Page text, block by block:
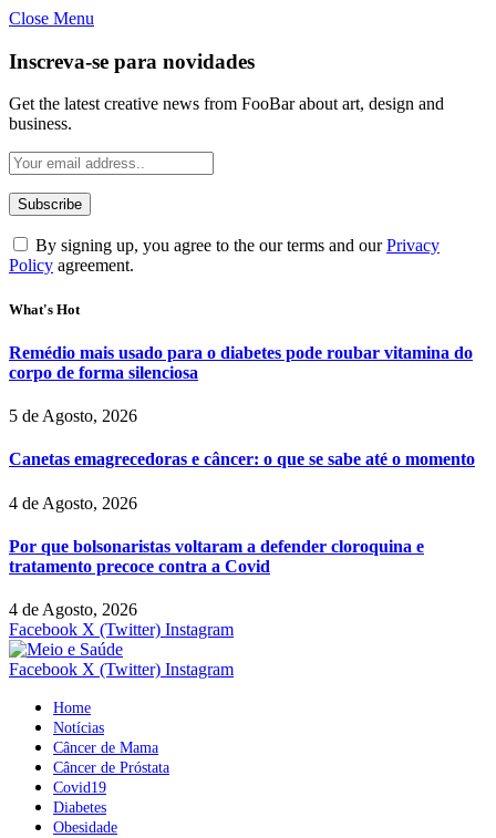
Close Menu
Inscreva-se para novidades
Get the latest creative news from FooBar about art, design and
business.
By signing up, you agree to the our terms and ourPrivacy
Policy agreement.
What's Hot
Remédio mais usado para o diabetes pode roubar vitamina do
corpo de forma silenciosa
5 de Agosto, 2026
Canetas emagrecedoras e câncer: o que se sabe até o momento
4 de Agosto, 2026
Por que bolsonaristas voltaram a defender cloroquina e
tratamento precoce contra a Covid
4 de Agosto, 2026
Facebook X (Twitter) Instagram
Facebook X (Twitter) Instagram
Home
Notícias
Câncer de Mama
Câncer de Próstata
Covid19
Diabetes
Obesidade